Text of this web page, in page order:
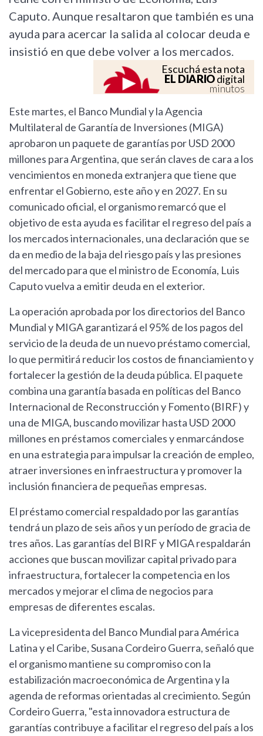
Caputo. Aunque resaltaron que también es una
ayuda para acercar la salida al colocar deuda e
insistió en que debe volver a los mercados.
Escuchá esta nota
EL DIARIOdigital
minutos
Este martes, el Banco Mundial y la Agencia
Multilateral de Garantía de Inversiones (MIGA)
aprobaron un paquete de garantías por USD 2000
millones para Argentina, que serán claves de cara a los
vencimientos en moneda extranjera que tiene que
enfrentar el Gobierno, este año y en 2027. En su
comunicado oficial, el organismo remarcó que el
objetivo de esta ayuda es facilitar el regreso del país a
los mercados internacionales, una declaración que se
da en medio de la baja del riesgo país y las presiones
del mercado para que el ministro de Economía, Luis
Caputo vuelva a emitir deuda en el exterior.
La operación aprobada por los directorios del Banco
Mundial y MIGA garantizará el 95% de los pagos del
servicio de la deuda de un nuevo préstamo comercial,
lo que permitirá reducir los costos de financiamiento y
fortalecer la gestión de la deuda pública. El paquete
combina una garantía basada en políticas del Banco
Internacional de Reconstrucción y Fomento (BIRF) y
una de MIGA, buscando movilizar hasta USD 2000
millones en préstamos comerciales y enmarcándose
en una estrategia para impulsar la creación de empleo,
atraer inversiones en infraestructura y promover la
inclusión financiera de pequeñas empresas.
El préstamo comercial respaldado por las garantías
tendrá un plazo de seis años y un período de gracia de
tres años. Las garantías del BIRF y MIGA respaldarán
acciones que buscan movilizar capital privado para
infraestructura, fortalecer la competencia en los
mercados y mejorar el clima de negocios para
empresas de diferentes escalas.
La vicepresidenta del Banco Mundial para América
Latina y el Caribe, Susana Cordeiro Guerra, señaló que
el organismo mantiene su compromiso con la
estabilización macroeconómica de Argentina y la
agenda de reformas orientadas al crecimiento. Según
Cordeiro Guerra, "esta innovadora estructura de
garantías contribuye a facilitar el regreso del país a los